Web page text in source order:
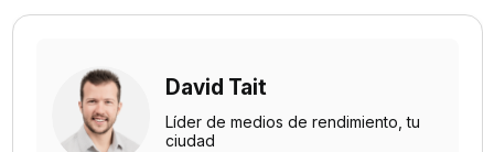
David Tait
Líder de medios de rendimiento,tu
ciudad
MOSTRAR DETALLES